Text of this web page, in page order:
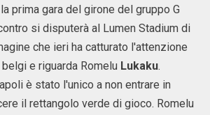
prima gara del girone del gruppo G
si disputerà al Lumen Stadium di
che ieri ha catturato l'attenzione
e riguarda Romelu Lukaku.
è stato l'unico a non entrare in
il rettangolo verde di gioco. Romelu